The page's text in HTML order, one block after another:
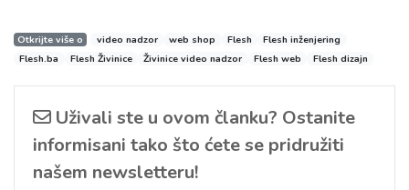
Otkrijte više o video nadzor web shop Flesh
Flesh inženjering
Flesh.ba
Flesh Živinice Živinice video nadzor Flesh web Flesh dizajn
Uživali ste u ovom članku? Ostanite
informisani tako što ćete se pridružiti
našem newsletteru!